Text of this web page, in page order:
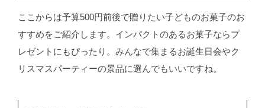
ここからは予算500円前後で贈りたい子どものお菓子のお
すすめをご紹介します。インパクトのあるお菓子ならプ
レゼントにもぴったり。みんなで集まるお誕生日会やク
リスマスパーティーの景品に選んでもいいですね。